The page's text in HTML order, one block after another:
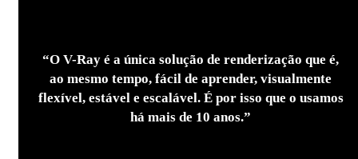
“O V-Ray é a única solução de renderização que é,
ao mesmo tempo, fácil de aprender, visualmente
flexível, estável e escalável. É por isso que o usamos
há mais de 10 anos.”